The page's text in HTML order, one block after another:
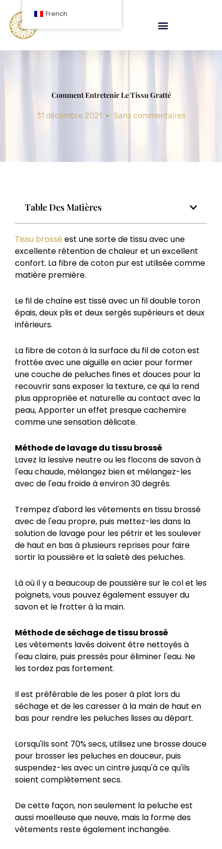
contenu
Comment Entretenir Le Tissu Gratté
31 décembre 2021 Sans commentaires
Table Des Matières
Tissu brossé est une sorte de tissu avec une
excellente rétention de chaleur et un excellent
confort. La fibre de coton pur est utilisée comme
matière première.
Le fil de chaîne est tissé avec un fil double toron
épais, deux plis et deux sergés supérieurs et deux
inférieurs.
La fibre de coton à la surface du fil de coton est
frottée avec une aiguille en acier pour former
une couche de peluches fines et douces pour la
recouvrir sans exposer la texture, ce qui la rend
plus appropriée et naturelle au contact avec la
peau, Apporter un effet presque cachemire
comme une sensation délicate.
Méthode de lavage du tissu brossé
Lavez la lessive neutre ou les flocons de savon à
l'eau chaude, mélangez bien et mélangez-les
avec de l'eau froide à environ 30 degrés.
Trempez d'abord les vêtements en tissu brossé
avec de l'eau propre, puis mettez-les dans la
solution de lavage pour les pétrir et les soulever
de haut en bas à plusieurs reprises pour faire
sortir la poussière et la saleté des peluches.
Là où il y a beaucoup de poussière sur le col et les
poignets, vous pouvez également essuyer du
savon et le frotter à la main.
Méthode de séchage detissu brossé
Les vêtements lavés doivent être nettoyés à
l'eau claire, puis pressés pour éliminer l'eau. Ne
les tordez pas fortement.
Il est préférable de les poser à plat lors du
séchage et de les caresser à la main de haut en
bas pour rendre les peluches lisses au départ.
Lorsqu'ils sont 70% secs, utilisez une brosse douce
pour brosser les peluches en douceur, puis
suspendez-les avec un cintre jusqu'à ce qu'ils
soient complètement secs.
De cette façon, non seulement la peluche est
aussi moelleuse que neuve, mais la forme des
vêtements reste également inchangée.
French